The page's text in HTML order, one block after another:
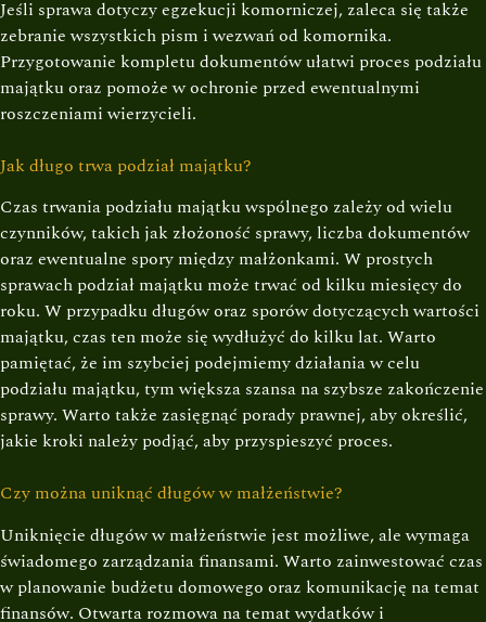
Jeśli sprawa dotyczy egzekucji komorniczej, zaleca się także
zebranie wszystkich pism i wezwań od komornika.
Przygotowanie kompletu dokumentów ułatwi proces podziału
majątku oraz pomoże w ochronie przed ewentualnymi
roszczeniami wierzycieli.
Jak długo trwa podział majątku?
Czas trwania podziału majątku wspólnego zależy od wielu
czynników, takich jak złożoność sprawy, liczba dokumentów
oraz ewentualne spory między małżonkami. W prostych
sprawach podział majątku może trwać od kilku miesięcy do
roku. W przypadku długów oraz sporów dotyczących wartości
majątku, czas ten może się wydłużyć do kilku lat. Warto
pamiętać, że im szybciej podejmiemy działania w celu
podziału majątku, tym większa szansa na szybsze zakończenie
sprawy. Warto także zasięgnąć porady prawnej, aby określić,
jakie kroki należy podjąć, aby przyspieszyć proces.
Czy można uniknąć długów w małżeństwie?
Uniknięcie długów w małżeństwie jest możliwe, ale wymaga
świadomego zarządzania finansami. Warto zainwestować czas
w planowanie budżetu domowego oraz komunikację na temat
finansów. Otwarta rozmowa na temat wydatków i